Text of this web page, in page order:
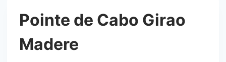
Pointe de Cabo Girao
Madere